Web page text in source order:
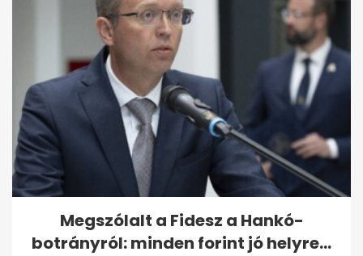
Megszólalt a Fidesz a Hankó-
botrányról: minden forint jó helyre...